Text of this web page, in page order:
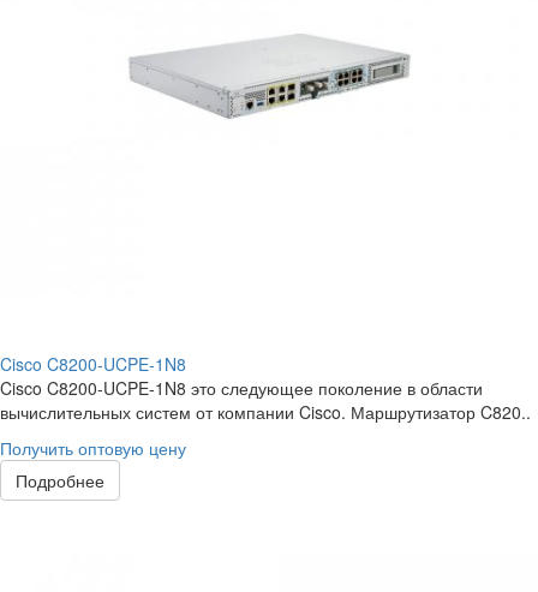
Cisco C8200-UCPE-1N8
Cisco C8200-UCPE-1N8 это следующее поколение в области
вычислительных систем от компании Cisco. Маршрутизатор C820..
Получить оптовую цену
Подробнее